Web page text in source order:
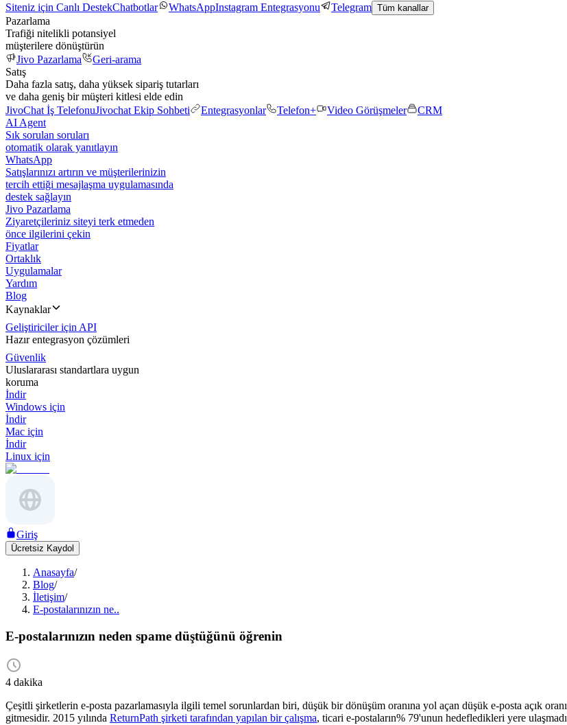
Siteniz için Canlı DestekChatbotlar WhatsAppInstagram Entegrasyonu Telegram Tüm kanallar
Pazarlama
Trafiği nitelikli potansiyel
müşterilere dönüştürün
Jivo Pazarlama
Geri-arama
Satış
Daha fazla satış, daha yüksek sipariş tutarları
ve daha geniş bir müşteri kitlesi elde edin
JivoChat İş TelefonuJivochat Ekip Sohbeti Entegrasyonlar Telefon+ Video Görüşmeler
CRM
AI Agent
Sık sorulan soruları
otomatik olarak yanıtlayın
WhatsApp
Satışlarınızı artırın ve müşterilerinizin
tercih ettiği mesajlaşma uygulamasında
destek sağlayın
Jivo Pazarlama
Ziyaretçileriniz siteyi terk etmeden
önce ilgilerini çekin
Fiyatlar
Ortaklık
Uygulamalar
Yardım
Blog
Kaynaklar
Geliştiriciler için API
Hazır entegrasyon çözümleri
Güvenlik
Uluslararası standartlara uygun
koruma
İndir
Windows için
İndir
Mac için
İndir
Linux için
Giriş
Ücretsiz Kaydol
Anasayfa/
Blog/
İletişim/
E-postalarınızın ne..
E-postalarınızın neden spame düştüğünü öğrenin
4 dakika
Çeşitli şirketlerin e-posta pazarlamasıyla ilgili temel sorunlardan biri, düşük bir dönüşüm oranına yol açan düşük e-posta açık
gitmesidir. 2015 yılında ReturnPath şirketi tarafından yapılan bir çalışma, ticari e-postaların% 79'unun hedefledikleri yere